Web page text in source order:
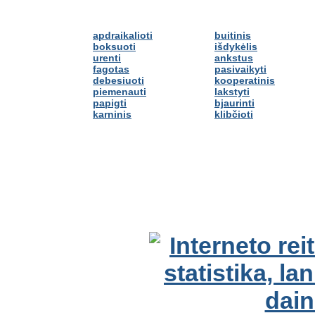
apdraikalioti
boksuoti
urenti
fagotas
debesiuoti
piemenauti
papigti
karninis
buitinis
išdykėlis
ankstus
pasivaikyti
kooperatinis
lakstyti
bjaurinti
klibčioti